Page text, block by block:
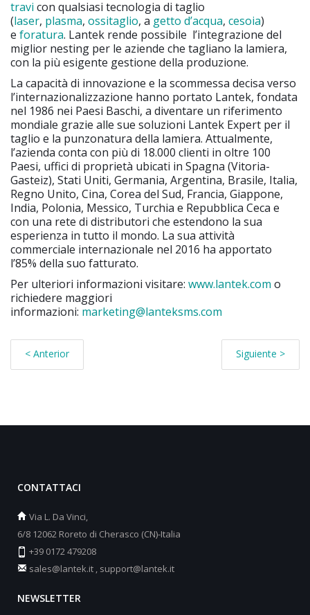
travi con qualsiasi tecnologia di taglio
(laser, plasma, ossitaglio, a getto d’acqua, cesoia)
e foratura. Lantek rende possibile l’integrazione del
miglior nesting per le aziende che tagliano la lamiera,
con la più esigente gestione della produzione.
La capacità di innovazione e la scommessa decisa verso
l’internazionalizzazione hanno portato Lantek, fondata
nel 1986 nei Paesi Baschi, a diventare un riferimento
mondiale grazie alle sue soluzioni Lantek Expert per il
taglio e la punzonatura della lamiera. Attualmente,
l’azienda conta con più di 18.000 clienti in oltre 100
Paesi, uffici di proprietà ubicati in Spagna (Vitoria-
Gasteiz), Stati Uniti, Germania, Argentina, Brasile, Italia,
Regno Unito, Cina, Corea del Sud, Francia, Giappone,
India, Polonia, Messico, Turchia e Repubblica Ceca e
con una rete di distributori che estendono la sua
esperienza in tutto il mondo. La sua attività
commerciale internazionale nel 2016 ha apportato
l’85% della suo fatturato.
Per ulteriori informazioni visitare: www.lantek.com o
richiedere maggiori
informazioni: marketing@lanteksms.com
< Anterior Siguiente >
CONTATTACI
Via L. Da Vinci,
6/8 12062 Roreto di Cherasco (CN)-Italia
+39 0172 479208
sales@lantek.it , support@lantek.it
NEWSLETTER